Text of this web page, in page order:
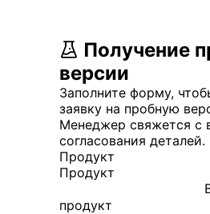
Получение
версии
Заполните форму,
заявку на пробную
Менеджер свяжется с
согласования деталей.
Продукт
Продукт
продукт